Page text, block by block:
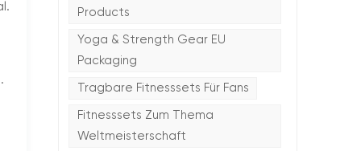
Products
Yoga & Strength Gear EU
Packaging
Tragbare Fitnesssets Für Fans
Fitnesssets Zum Thema
Weltmeisterschaft